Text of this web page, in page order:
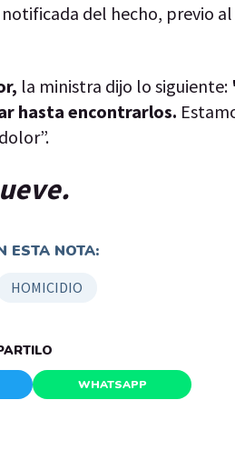
del hecho, previo
la ministra dijo lo siguiente:
hasta encontrarlos.
ESTA NOTA:
HOMICIDIO
WHATSAPP